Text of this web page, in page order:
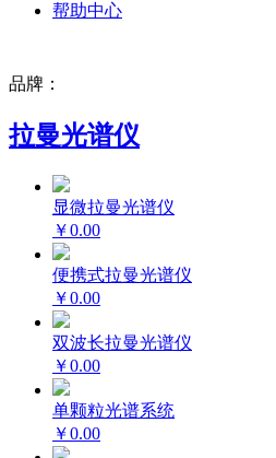
帮助中心
品牌：
拉曼光谱仪
显微拉曼光谱仪
￥0.00
便携式拉曼光谱仪
￥0.00
双波长拉曼光谱仪
￥0.00
单颗粒光谱系统
￥0.00